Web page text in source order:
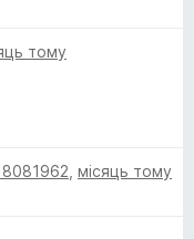
тому
місяць тому